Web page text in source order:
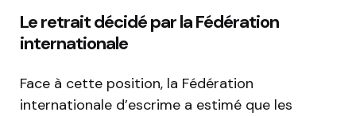
Le retrait décidé par la Fédération
internationale
Face à cette position, la Fédération
internationale d’escrime a estimé que les